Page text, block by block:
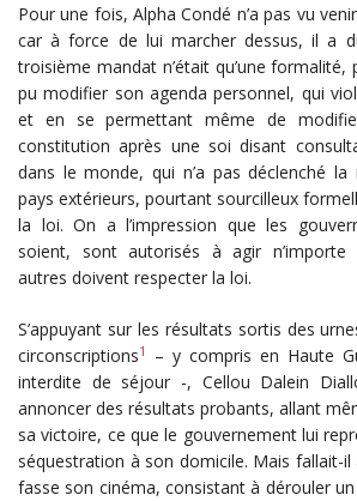
Pour une fois, Alpha Condé n’a pas vu
car à force de lui marcher dessus, il a
troisième mandat n’était qu’une formalité,
pu modifier son agenda personnel, qui
et en se permettant même de
constitution après une soi disant
dans le monde, qui n’a pas déclenché
pays extérieurs, pourtant sourcilleux
la loi. On a l’impression que les
soient, sont autorisés à agir
autres doivent respecter la loi.
S’appuyant sur les résultats sortis des
circonscriptions1
– y compris en Haute
interdite de séjour -, Cellou Dalein
annoncer des résultats probants, allant
sa victoire, ce que le gouvernement lui
séquestration à son domicile. Mais fallait-il
fasse son cinéma, consistant à dérouler